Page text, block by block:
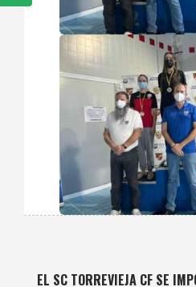
EL SC TORREVIEJA CF SE